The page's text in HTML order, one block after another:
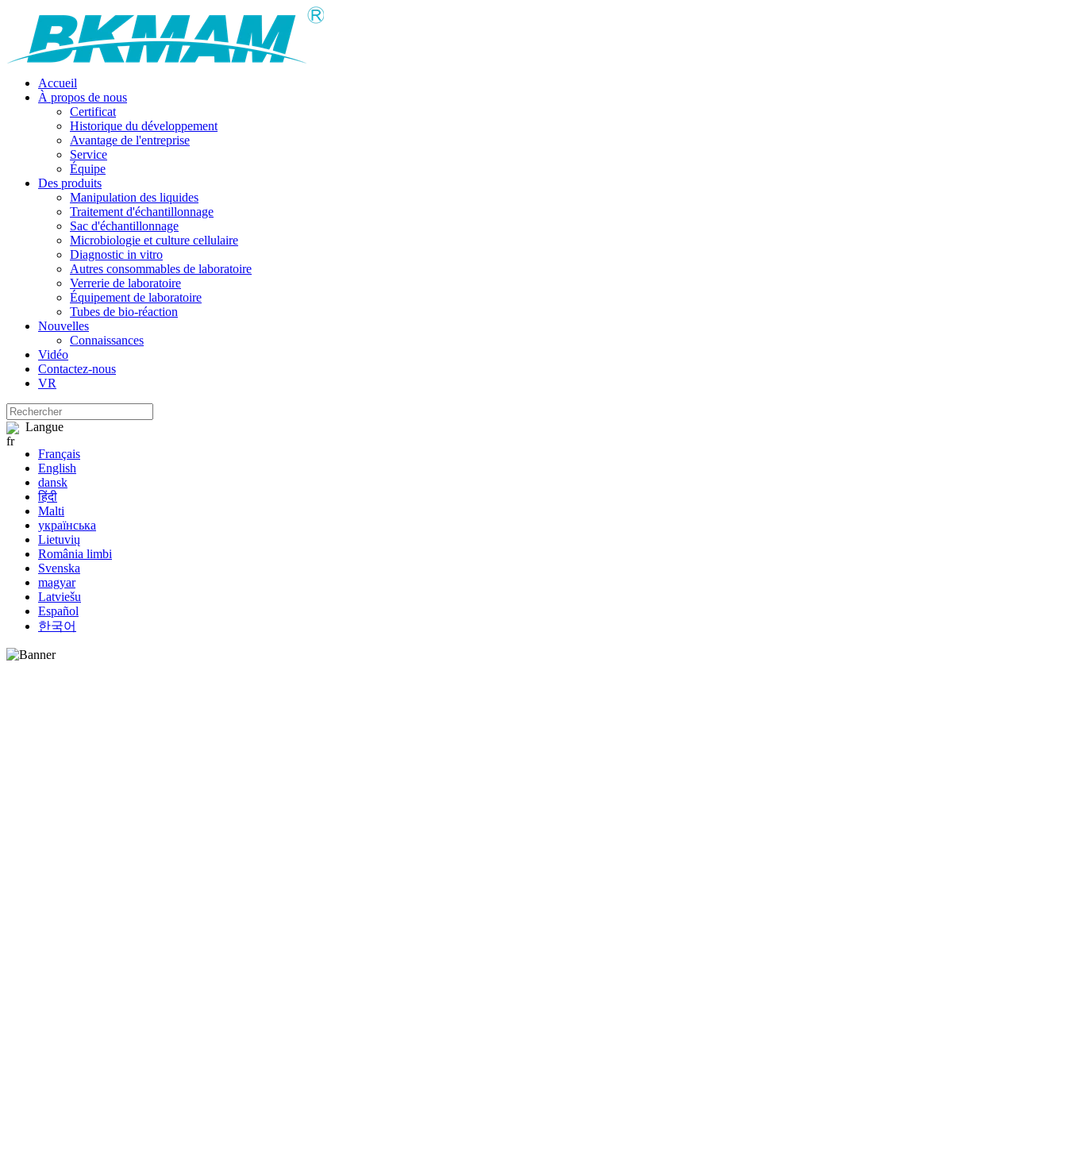
Accueil
À propos de nous
Certificat
Historique du développement
Avantage de l'entreprise
Service
Équipe
Des produits
Manipulation des liquides
Traitement d'échantillonnage
Sac d'échantillonnage
Microbiologie et culture cellulaire
Diagnostic in vitro
Autres consommables de laboratoire
Verrerie de laboratoire
Équipement de laboratoire
Tubes de bio-réaction
Nouvelles
Connaissances
Vidéo
Contactez-nous
VR
Langue
Français
English
dansk
हिंदी
Malti
українська
Lietuvių
România limbi
Svenska
magyar
Latviešu
Español
한국어